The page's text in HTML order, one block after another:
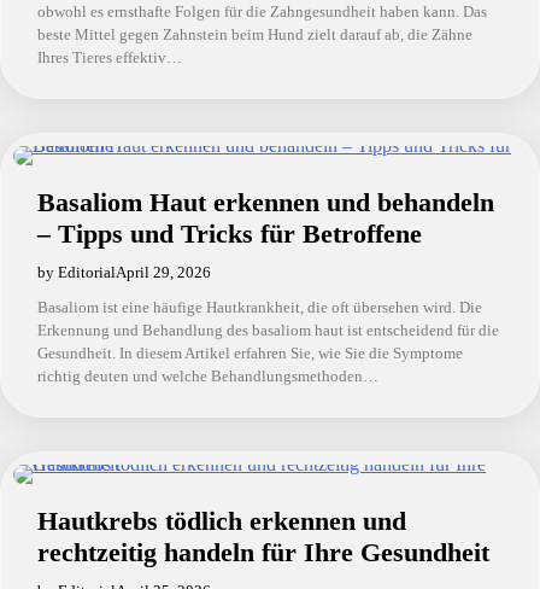
obwohl es ernsthafte Folgen für die Zahngesundheit haben kann. Das
beste Mittel gegen Zahnstein beim Hund zielt darauf ab, die Zähne
Ihres Tieres effektiv…
Basaliom Haut erkennen und behandeln
– Tipps und Tricks für Betroffene
by EditorialApril 29, 2026
Basaliom ist eine häufige Hautkrankheit, die oft übersehen wird. Die
Erkennung und Behandlung des basaliom haut ist entscheidend für die
Gesundheit. In diesem Artikel erfahren Sie, wie Sie die Symptome
richtig deuten und welche Behandlungsmethoden…
Hautkrebs tödlich erkennen und
rechtzeitig handeln für Ihre Gesundheit